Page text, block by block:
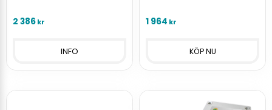
ingångar. Välj mellan 1 eller
2 386kr
INFO
miljöer.
1 964 kr